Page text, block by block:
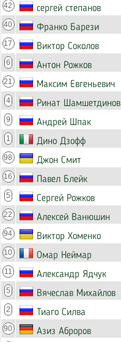
42 сергей степанов
40 Франко Барези
17 Виктор Соколов
6 Антон Рожков
21 Максим Евгеньевич
4 Ринат Шамшетдинов
9 Андрей Шпак
1 Дино Дзофф
98 Джон Смит
16 Павел Блейк
5 Сергей Рожков
22 Алексей Ванюшин
94 Виктор Хоменко
10 Омар Неймар
11 Александр Ядчук
5 Вячеслав Михайлов
2 Тиаго Силва
90 Азиз Аброров